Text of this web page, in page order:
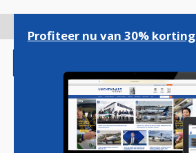
gaan
Profiteer nu van 30% korting